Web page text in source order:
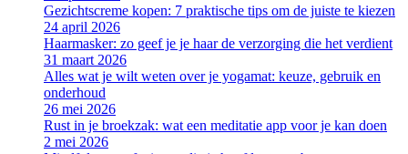
Gezichtscreme kopen: 7 praktische tips om de juiste te kiezen
24 april 2026
Haarmasker: zo geef je je haar de verzorging die het verdient
31 maart 2026
Alles wat je wilt weten over je yogamat: keuze, gebruik en
onderhoud
26 mei 2026
Rust in je broekzak: wat een meditatie app voor je kan doen
2 mei 2026